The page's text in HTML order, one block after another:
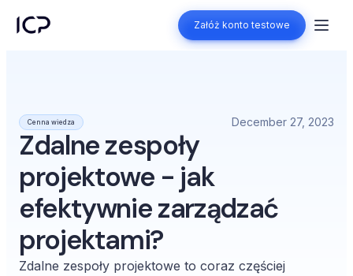
Załóż konto testowe
Załóż konto testowe
Cenna wiedza December 27, 2023
Zdalne zespoły
projektowe - jak
efektywnie zarządzać
projektami?
Zdalne zespoły projektowe to coraz częściej